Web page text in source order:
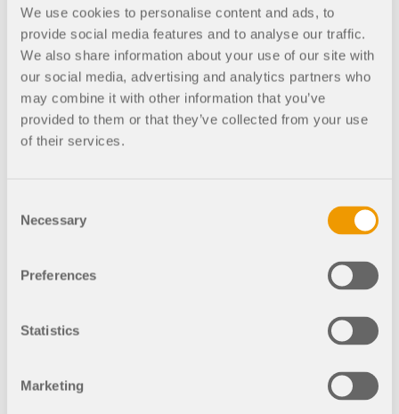
We use cookies to personalise content and ads, to
provide social media features and to analyse our traffic.
We also share information about your use of our site with
our social media, advertising and analytics partners who
may combine it with other information that you’ve
provided to them or that they’ve collected from your use
of their services.
Selection
Necessary
Preferences
Statistics
Marketing
los siguientes logros en el desarrollo de productos:
Integración de RFEM 5 y RSTAB 8 en Autodesk
Revit
Conexión de secciones huecas rectangulares en
el complemento Uniones de acero
Cálculo de madera contralaminada según EC 5
Aligerar el centro de rigidez en el modelo de
así como muchas otras características